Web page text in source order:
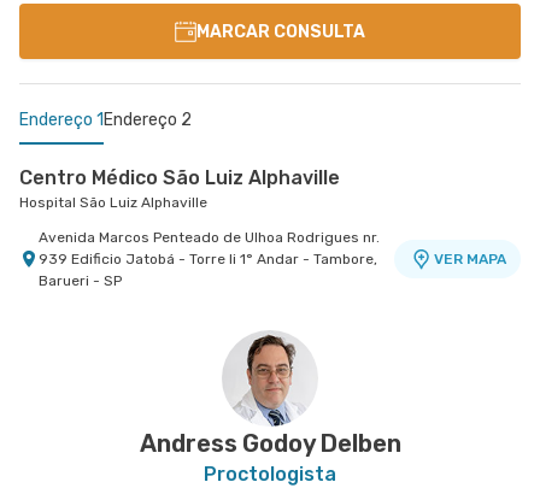
MARCAR CONSULTA
Endereço 1 Endereço 2
Centro Médico São Luiz Alphaville
Hospital São Luiz Alphaville
Avenida Marcos Penteado de Ulhoa Rodrigues nr.
939 Edificio Jatobá - Torre Ii 1° Andar - Tambore,
Barueri - SP
VER MAPA
Rua Engenheiro Oscar Americano nr. 1070 -
Cidade Jardim, Sao Paulo - SP
Andress Godoy Delben
Proctologista